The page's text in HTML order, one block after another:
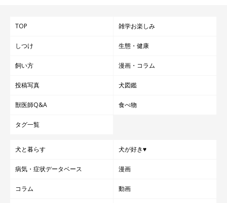
TOP 雑学お楽しみ
しつけ 生態・健康
飼い方 漫画・コラム
投稿写真 犬図鑑
獣医師Q&A 食べ物
タグ一覧
犬と暮らす 犬が好き♥
病気・症状データベース 漫画
コラム 動画